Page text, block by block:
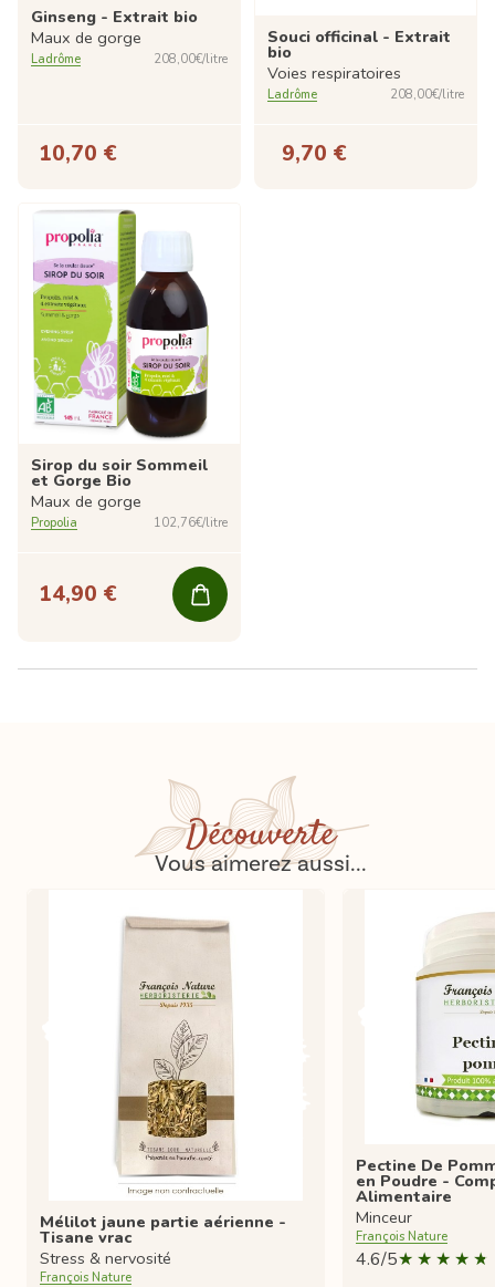
Ginseng - Extrait bio
Maux de gorge
Ladrôme 208,00€/litre
10,70 €
Souci officinal - Extrait
bio
Voies respiratoires
Ladrôme 208,00€/litre
9,70 €
Sirop du soir Sommeil
et Gorge Bio
Maux de gorge
Propolia 102,76€/litre
14,90 €
Découverte
Vous aimerez aussi...
Mélilot jaune partie aérienne -
Tisane vrac
Stress & nervosité
François Nature
Pectine De
en Poudre -
Alimentaire
Minceur
François Nature
4.6/5